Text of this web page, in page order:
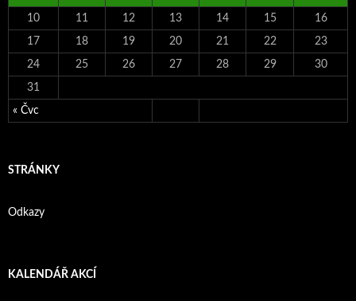
« Čvc
10 11 12 13 14 15 16
17 18 19 20 21 22 23
24 25 26 27 28 29 30
31
STRÁNKY
Odkazy
KALENDÁŘ AKCÍ